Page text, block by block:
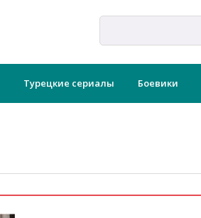
Турецкие сериалы Боевики